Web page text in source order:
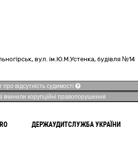
вул. ім.Ю.М.Устенка, будівля №14
про відсутність судимості
вчинили корупційні правопорушення
ДЕРЖАУДИТСЛУЖБА УКРАЇНИ